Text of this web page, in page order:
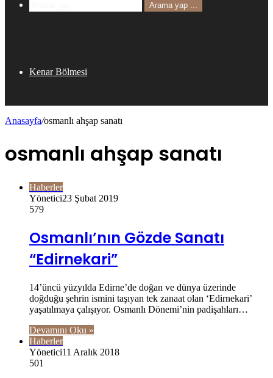
Arama yap ...
Kenar Bölmesi
Anasayfa/osmanlı ahşap sanatı
osmanlı ahşap sanatı
Haberler
Yönetici23 Şubat 2019
579
Osmanlı’nın Gözde Sanatı
“Edirnekari”
14’üncü yüzyılda Edirne’de doğan ve dünya üzerinde
doğduğu şehrin ismini taşıyan tek zanaat olan ‘Edirnekari’
yaşatılmaya çalışıyor. Osmanlı Dönemi’nin padişahları…
Devamını Oku »
Haberler
Yönetici11 Aralık 2018
501